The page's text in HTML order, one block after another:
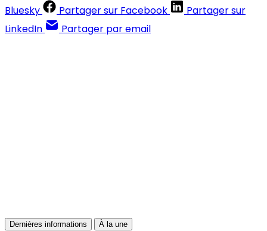
Bluesky
Partager sur Facebook
Partager sur
LinkedIn
Partager par email
Dernières informations À la une